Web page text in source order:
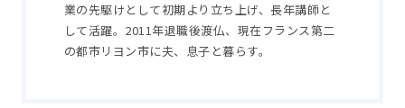
業の先駆けとして初期より立ち上げ、長年講師と
して活躍。2011年退職後渡仏、現在フランス第二
の都市リヨン市に夫、息子と暮らす。